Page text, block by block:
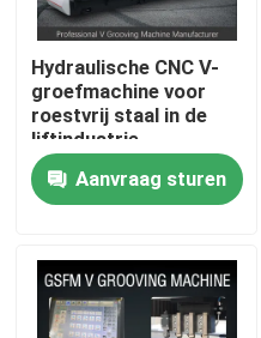
Thuis
Over ons
Producten
Hydraulische CNC V-
groefmachine voor
roestvrij staal in de
liftindustrie
Aanvraag sturen